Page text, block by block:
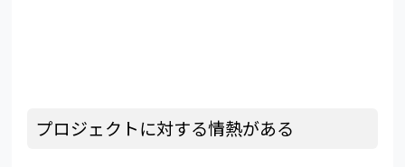
プロジェクトに対する情熱がある